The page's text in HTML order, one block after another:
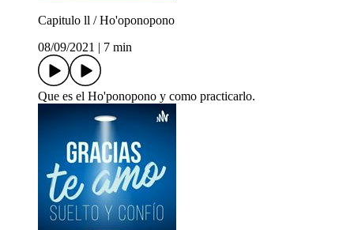
Capitulo ll / Ho'oponopono
08/09/2021
7 min
Que es el Ho'ponopono y como practicarlo.